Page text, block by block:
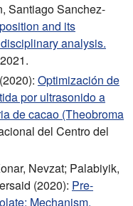
Santiago Sanchez-
and its
analysis.
Optimización de
por ultrasonido a
de cacao (Theobroma
del Centro del
Nevzat; Palabiyik,
(2020): Pre-
Mechanism,